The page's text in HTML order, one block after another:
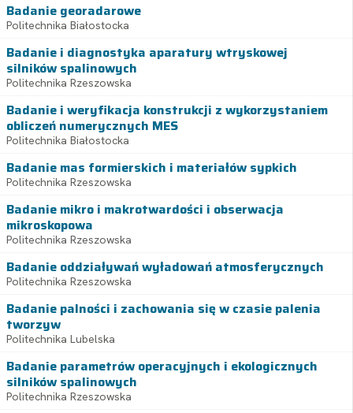
Badanie georadarowe
Politechnika Białostocka
Badanie i diagnostyka aparatury wtryskowej
silników spalinowych
Politechnika Rzeszowska
Badanie i weryfikacja konstrukcji z wykorzystaniem
obliczeń numerycznych MES
Politechnika Białostocka
Badanie mas formierskich i materiałów sypkich
Politechnika Rzeszowska
Badanie mikro i makrotwardości i obserwacja
mikroskopowa
Politechnika Rzeszowska
Badanie oddziaływań wyładowań atmosferycznych
Politechnika Rzeszowska
Badanie palności i zachowania się w czasie palenia
tworzyw
Politechnika Lubelska
Badanie parametrów operacyjnych i ekologicznych
silników spalinowych
Politechnika Rzeszowska